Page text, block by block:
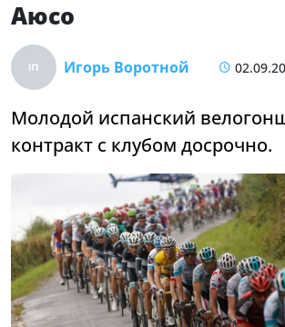
Аюсо
Игорь Воротной
Молодой испанский
контракт с клубом досрочно.